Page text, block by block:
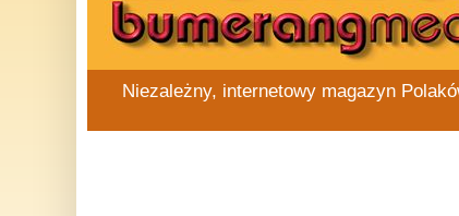
Niezależny, internetowy magazyn